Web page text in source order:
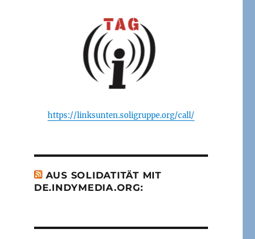
https://linksunten.soligruppe.org/call/
AUS SOLIDATITÄT MIT
DE.INDYMEDIA.ORG: